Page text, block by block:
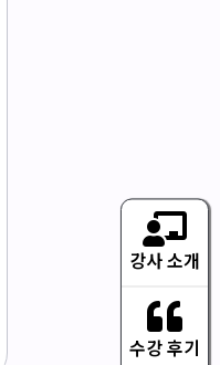
강사 소개
수강 후기